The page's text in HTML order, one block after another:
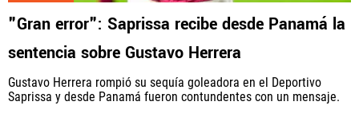
"Gran error": Saprissa recibe desde Panamá la
sentencia sobre Gustavo Herrera
Gustavo Herrera rompió su sequía goleadora en el Deportivo
Saprissa y desde Panamá fueron contundentes con un mensaje.